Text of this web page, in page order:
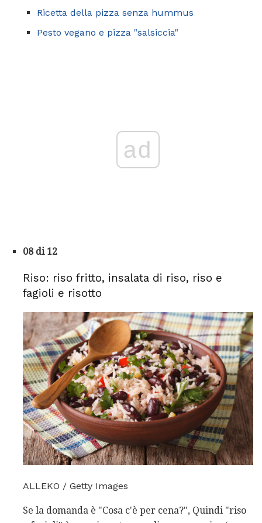
Ricetta della pizza senza hummus
Pesto vegano e pizza "salsiccia"
ad
08 di 12
Riso: riso fritto, insalata di riso, riso e
fagioli e risotto
ALLEKO / Getty Images
Se la domanda è "Cosa c'è per cena?", Quindi "riso